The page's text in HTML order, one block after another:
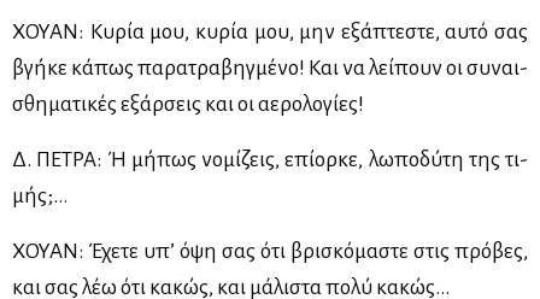
ΧΟΥΑΝ: Κυ­ρία μου, κυ­ρία μου, μην εξά­πτε­στε, αυ­τό σας
βγή­κε κά­πως πα­ρα­τρα­βηγ­μέ­νο! Και να λεί­πουν οι συ­ναι­
σθη­μα­τι­κές εξάρ­σεις και οι αε­ρο­λο­γί­ες!
Δ. ΠΕ­ΤΡΑ: Ή μή­πως νο­μί­ζεις, επί­ορ­κε, λω­πο­δύ­τη της τι­
μής;…
ΧΟΥΑΝ: Έχε­τε υπ’ όψη σας ότι βρι­σκό­μα­στε στις πρό­βες,
και σας λέω ότι κα­κώς, και μά­λι­στα πο­λύ κα­κώς…